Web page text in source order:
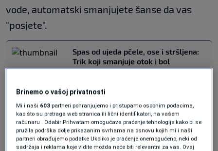
vode, automatski smanjujete šanse da vas
"posjete".
Spas od ujeda pčele, ose i stršljena:
Trik koji smanjuje otok i bol
ZDRAVLJE|13. maj.
2. Hrana – slatki mirisi ih
pozivaju
Hrana je jedan od glavnih razloga zbog kojih se
Brinemo o vašoj privatnosti
Mi i naši 603 partneri pohranjujemo i pristupamo osobnim podacima,
kao što su pretraga web stranica ili lični identifikatori, na vašem
računaru . Odabir Prihvatam omogućava praćenje tehnologije kako bi se
pružila podrška dolje prikazanim svrhama na osnovu kojih mi i naši
partneri obrađujemo podatke Ukoliko je praćenje onemogućeno, neki od
sadržaja i reklama koje vidite možda neće biti relevantni za vas. Ovaj